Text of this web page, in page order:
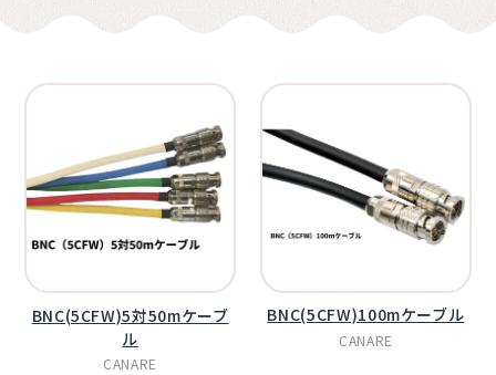
BNC(5CFW)5対50mケーブ
ル
CANARE
BNC(5CFW)100mケーブル
CANARE